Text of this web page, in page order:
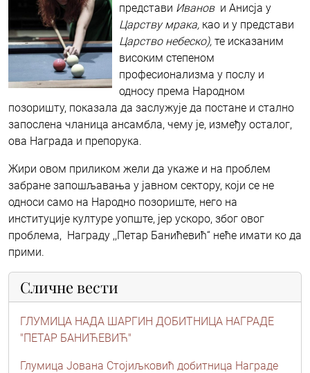
представи Иванови Анисја у
Царству мрака, као и у представи
Царство небеско), те исказаним
високим степеном
професионализма у послу и
односу према Народном
позоришту, показала да заслужује да постане и стално
запослена чланица ансамбла, чему је, између осталог,
ова Награда и препорука.
Жири овом приликом жели да укаже и на проблем
забране запошљавања у јавном сектору, који се не
односи само на Народно позориште, него на
институције културе уопште, јер ускоро, због овог
проблема, Награду ,,Петар Банићевић“ неће имати ко да
прими.
Сличне вести
ГЛУМИЦА НАДА ШАРГИН ДОБИТНИЦА НАГРАДЕ
"ПЕТАР БАНИЋЕВИЋ"
Глумица Јована Стојиљковић добитница Награде